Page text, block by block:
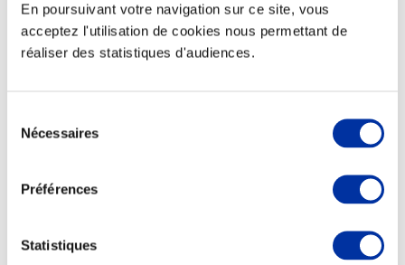
En poursuivant votre navigation sur ce site, vous
acceptez l'utilisation de cookies nous permettant de
réaliser des statistiques d'audiences.
Nécessaires
Préférences
Statistiques
Qualité air, eau, sols
Economie de ressources
Evaluation environnementale
Bien-être, Protection et Santé des animaux